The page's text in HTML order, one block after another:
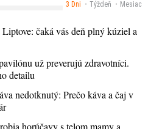
3 Dni Týždeň Mesiac
čaká vás deň plný kúziel a
už preverujú zdravotníci.
detailu
nedotknutý: Prečo káva a čaj v